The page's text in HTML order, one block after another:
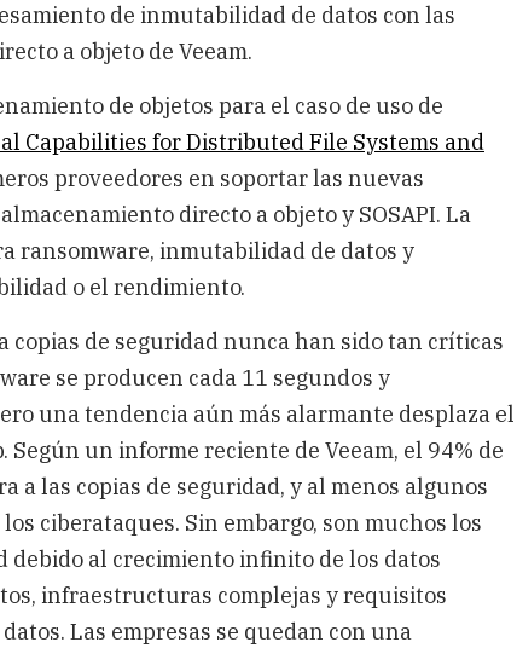
de inmutabilidad de datos con las
a objeto de Veeam.
de objetos para el caso de uso de
Capabilities for Distributed File Systems and
proveedores en soportar las nuevas
directo a objeto y SOSAPI. La
ransomware, inmutabilidad de datos y
o el rendimiento.
copias de seguridad nunca han sido tan críticas
se producen cada 11 segundos y
una tendencia aún más alarmante desplaza el
un informe reciente de Veeam, el 94% de
a las copias de seguridad, y al menos algunos
ciberataques. Sin embargo, son muchos los
debido al crecimiento infinito de los datos
infraestructuras complejas y requisitos
Las empresas se quedan con una